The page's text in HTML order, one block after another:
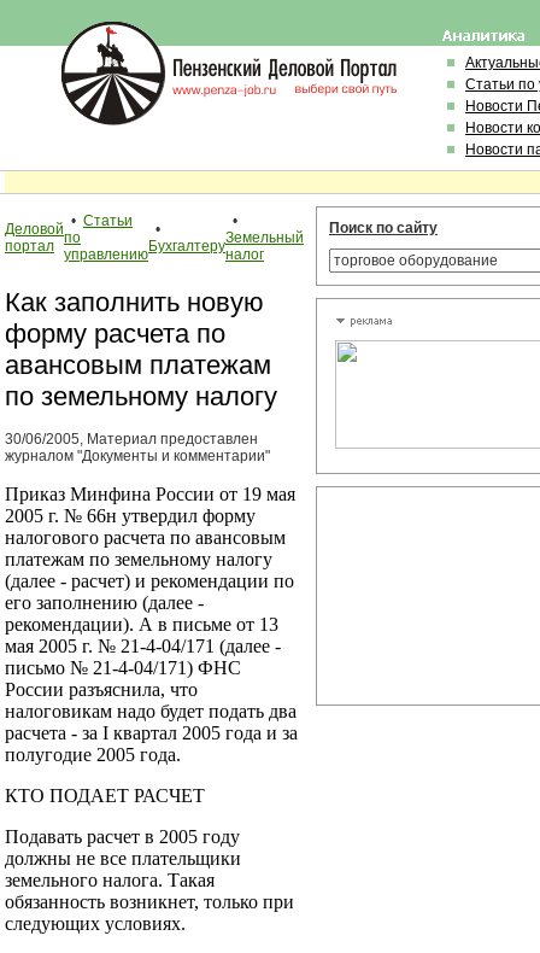
Статьи по
Новости
Новости
Новости
Деловой
портал
• Статьи
по
управлению
•
Бухгалтеру
•
Земельный
налог
Как заполнить новую
форму расчета по
авансовым платежам
по земельному налогу
30/06/2005, Материал предоставлен
журналом "Документы и комментарии"
Приказ Минфина России от 19 мая
2005 г. № 66н утвердил форму
налогового расчета по авансовым
платежам по земельному налогу
(далее - расчет) и рекомендации по
его заполнению (далее -
рекомендации). А в письме от 13
мая 2005 г. № 21-4-04/171 (далее -
письмо № 21-4-04/171) ФНС
России разъяснила, что
налоговикам надо будет подать два
расчета - за I квартал 2005 года и за
полугодие 2005 года.
КТО ПОДАЕТ РАСЧЕТ
Подавать расчет в 2005 году
должны не все плательщики
земельного налога. Такая
обязанность возникнет, только при
следующих условиях.
Поиск по сайту